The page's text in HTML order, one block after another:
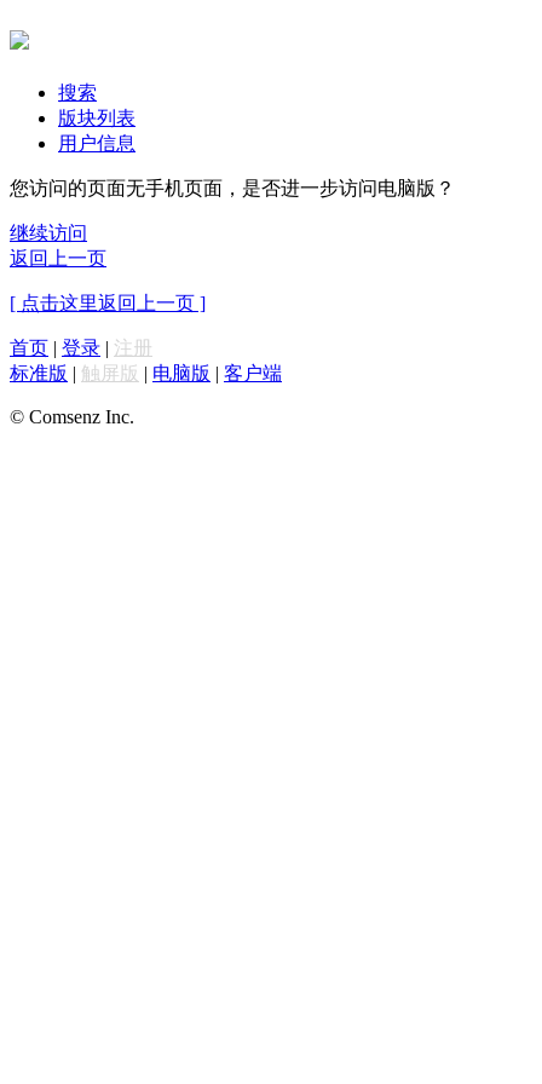
搜索
版块列表
用户信息
您访问的页面无手机页面，是否进一步访问电脑版？
继续访问
返回上一页
[ 点击这里返回上一页 ]
首页 | 登录 | 注册
标准版 | 触屏版 | 电脑版 | 客户端
© Comsenz Inc.